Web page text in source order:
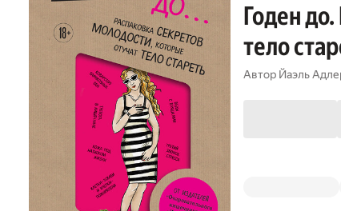
Годен
тело
Автор Йаэль